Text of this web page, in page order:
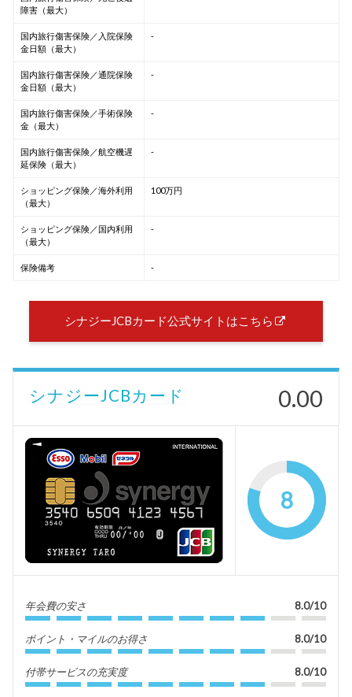
障害（最大）
国内旅行傷害保険／入院保険
金日額（最大）
-
国内旅行傷害保険／通院保険
金日額（最大）
-
国内旅行傷害保険／手術保険
金（最大）
-
国内旅行傷害保険／航空機遅
延保険（最大）
-
ショッピング保険／海外利用
（最大）
100万円
ショッピング保険／国内利用
（最大）
-
保険備考 -
シナジーJCBカード公式サイトはこちら
シナジーJCBカード 0.00
8
年会費の安さ 8.0/10
ポイント・マイルのお得さ 8.0/10
付帯サービスの充実度 8.0/10